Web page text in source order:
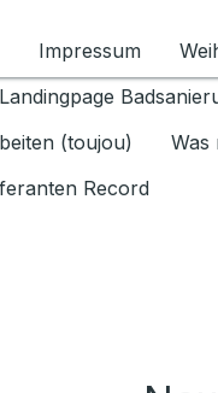
für
Impressum
Landingpage
(toujou) Was
Record